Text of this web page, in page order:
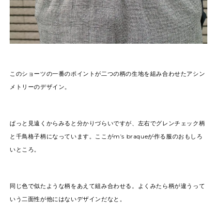
このショーツの一番のポイントが二つの柄の生地を組み合わせたアシン
メトリーのデザイン。
ぱっと見遠くからみると分かりづらいですが、左右でグレンチェック柄
と千鳥格子柄になっています。ここがm’s braqueが作る服のおもしろ
いところ。
同じ色で似たような柄をあえて組み合わせる。よくみたら柄が違うって
いう二面性が他にはないデザインだなと。